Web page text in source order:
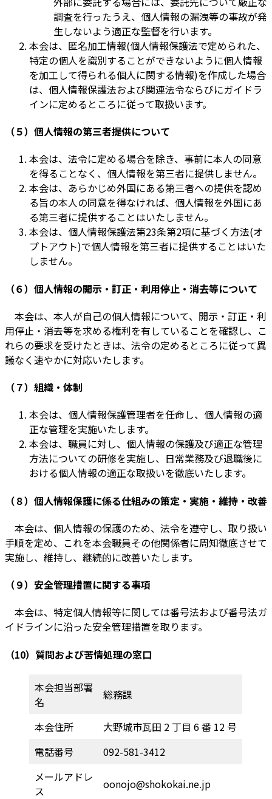
調査を行ったうえ、個人情報の漏洩等の事故が発
生しないよう適正な監督を行います。
本会は、匿名加工情報(個人情報保護法で定められた、
特定の個人を識別することができないように個人情報
を加工して得られる個人に関する情報)を作成した場合
は、個人情報保護法および関連法令ならびにガイドラ
インに定めるところに従って取扱います。
（５）個人情報の第三者提供について
本会は、法令に定める場合を除き、事前に本人の同意
を得ることなく、個人情報を第三者に提供しません。
本会は、あらかじめ外国にある第三者への提供を認め
る旨の本人の同意を得なければ、個人情報を外国にあ
る第三者に提供することはいたしません。
本会は、個人情報保護法第23条第2項に基づく方法(オ
プトアウト)で個人情報を第三者に提供することはいた
しません。
（６）個人情報の開示・訂正・利用停止・消去等について
本会は、本人が自己の個人情報について、開示・訂正・利
用停止・消去等を求める権利を有していることを確認し、こ
れらの要求を受けたときは、法令の定めるところに従って異
議なく速やかに対応いたします。
（７）組織・体制
本会は、個人情報保護管理者を任命し、個人情報の適
正な管理を実施いたします。
本会は、職員に対し、個人情報の保護及び適正な管理
方法についての研修を実施し、日常業務及び退職後に
おける個人情報の適正な取扱いを徹底いたします。
（８）個人情報保護に係る仕組みの策定・実施・維持・改善
本会は、個人情報の保護のため、法令を遵守し、取り扱い
手順を定め、これを本会職員その他関係者に周知徹底させて
実施し、維持し、継続的に改善いたします。
（９）安全管理措置に関する事項
本会は、特定個人情報等に関しては番号法および番号法ガ
イドラインに沿った安全管理措置を取ります。
（10）質問および苦情処理の窓口
本会担当部署
名
総務課
本会住所
大野城市瓦田 2 丁目 6 番 12 号
電話番号
092-581-3412
メールアドレ
ス
oonojo@shokokai.ne.jp